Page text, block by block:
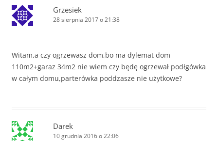
Grzesiek
28 sierpnia 2017 o 21:38
Witam,a czy ogrzewasz dom,bo ma dylemat dom
110m2+garaz 34m2 nie wiem czy będę ogrzewał podłgówka
w całym domu,parterówka poddzasze nie użytkowe?
Darek
10 grudnia 2016 o 22:06